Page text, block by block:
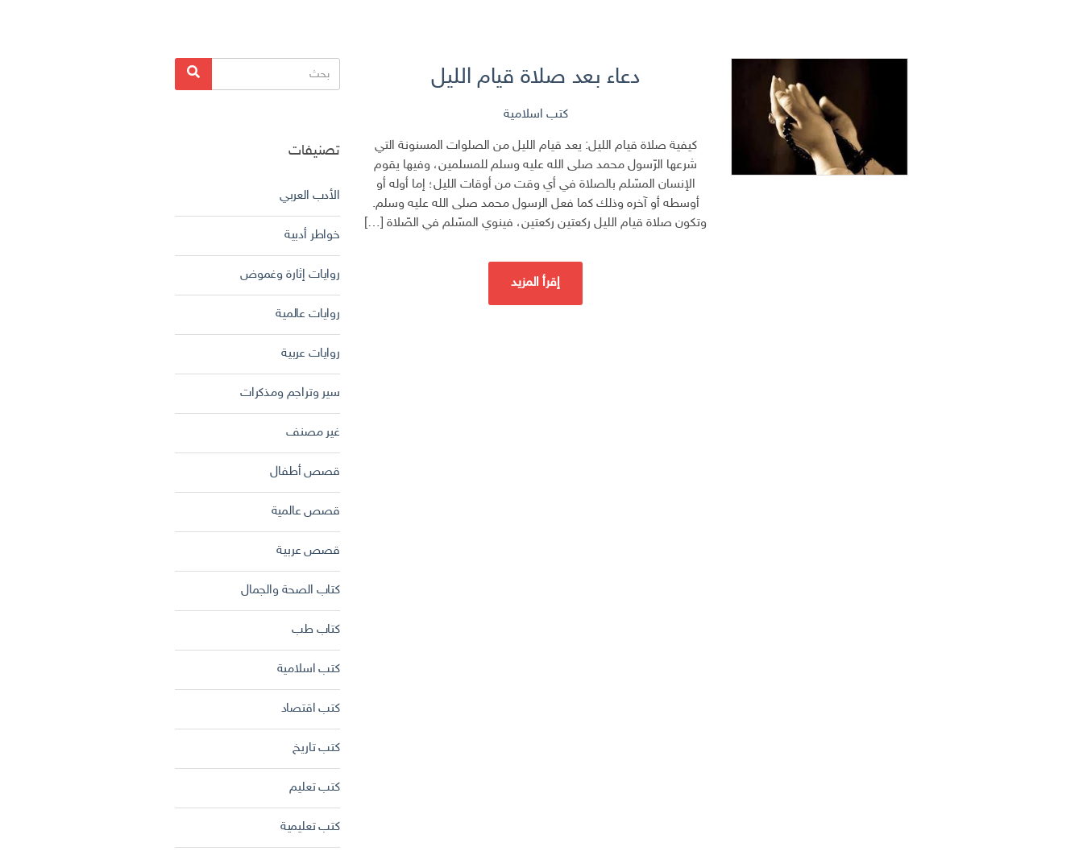
دعاء بعد صلاة قيام الليل
كتب اسلامية
كيفية صلاة قيام الليل: يعد قيام الليل من الصلوات المسنونة التي
شرعها الرّسول محمد صلى الله عليه وسلم للمسلمين، وفيها يقوم
الإنسان المسّلم بالصلاة في أي وقت من أوقات الليل؛ إما أوله أو
أوسطه أو آخره وذلك كما فعل الرسول محمد صلى الله عليه وسلم.
وتكون صلاة قيام الليل ركعتين ركعتين، فينوي المسّلم في الصّلاة […]
إقرأ المزيد
البحث
عن:
بحث
تصنيفات
الأدب العربي
خواطر أدبية
روايات إثارة وغموض
روايات عالمية
روايات عربية
سير وتراجم ومذكرات
غير مصنف
قصص أطفال
قصص عالمية
قصص عربية
كتاب الصحة والجمال
كتاب طب
كتب اسلامية
كتب اقتصاد
كتب تاريخ
كتب تعليم
كتب تعليمية